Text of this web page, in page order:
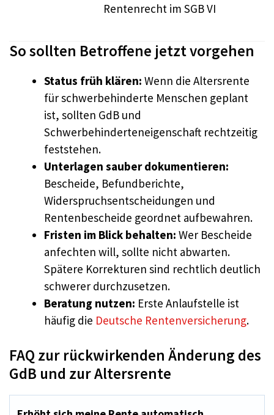
Rentenrecht im SGB VI
So sollten Betroffene jetzt vorgehen
Status früh klären: Wenn die Altersrente
für schwerbehinderte Menschen geplant
ist, sollten GdB und
Schwerbehinderteneigenschaft rechtzeitig
feststehen.
Unterlagen sauber dokumentieren:
Bescheide, Befundberichte,
Widerspruchsentscheidungen und
Rentenbescheide geordnet aufbewahren.
Fristen im Blick behalten: Wer Bescheide
anfechten will, sollte nicht abwarten.
Spätere Korrekturen sind rechtlich deutlich
schwerer durchzusetzen.
Beratung nutzen: Erste Anlaufstelle ist
häufig die Deutsche Rentenversicherung.
FAQ zur rückwirkenden Änderung des
GdB und zur Altersrente